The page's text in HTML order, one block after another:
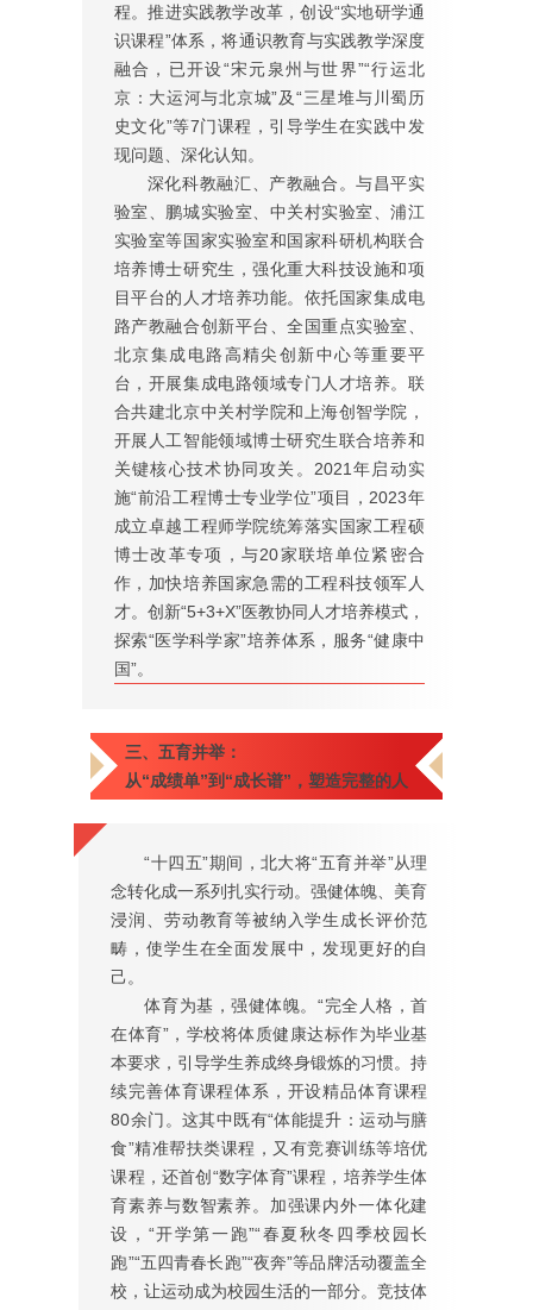
程。推进实践教学改革，创设“实地研学通
识课程”体系，将通识教育与实践教学深度
融合，已开设“宋元泉州与世界”“行运北
京：大运河与北京城”及“三星堆与川蜀历
史文化”等7门课程，引导学生在实践中发
现问题、深化认知。
深化科教融汇、产教融合。与昌平实
验室、鹏城实验室、中关村实验室、浦江
实验室等国家实验室和国家科研机构联合
培养博士研究生，强化重大科技设施和项
目平台的人才培养功能。依托国家集成电
路产教融合创新平台、全国重点实验室、
北京集成电路高精尖创新中心等重要平
台，开展集成电路领域专门人才培养。联
合共建北京中关村学院和上海创智学院，
开展人工智能领域博士研究生联合培养和
关键核心技术协同攻关。2021年启动实
施“前沿工程博士专业学位”项目，2023年
成立卓越工程师学院统筹落实国家工程硕
博士改革专项，与20家联培单位紧密合
作，加快培养国家急需的工程科技领军人
才。创新“5+3+X”医教协同人才培养模式，
探索“医学科学家”培养体系，服务“健康中
国”。
三、五育并举：
从“成绩单”到“成长谱”，塑造完整的人
“十四五”期间，北大将“五育并举”从理
念转化成一系列扎实行动。强健体魄、美育
浸润、劳动教育等被纳入学生成长评价范
畴，使学生在全面发展中，发现更好的自
己。
体育为基，强健体魄。“完全人格，首
在体育”，学校将体质健康达标作为毕业基
本要求，引导学生养成终身锻炼的习惯。持
续完善体育课程体系，开设精品体育课程
80余门。这其中既有“体能提升：运动与膳
食”精准帮扶类课程，又有竞赛训练等培优
课程，还首创“数字体育”课程，培养学生体
育素养与数智素养。加强课内外一体化建
设，“开学第一跑”“春夏秋冬四季校园长
跑”“五四青春长跑”“夜奔”等品牌活动覆盖全
校，让运动成为校园生活的一部分。竞技体